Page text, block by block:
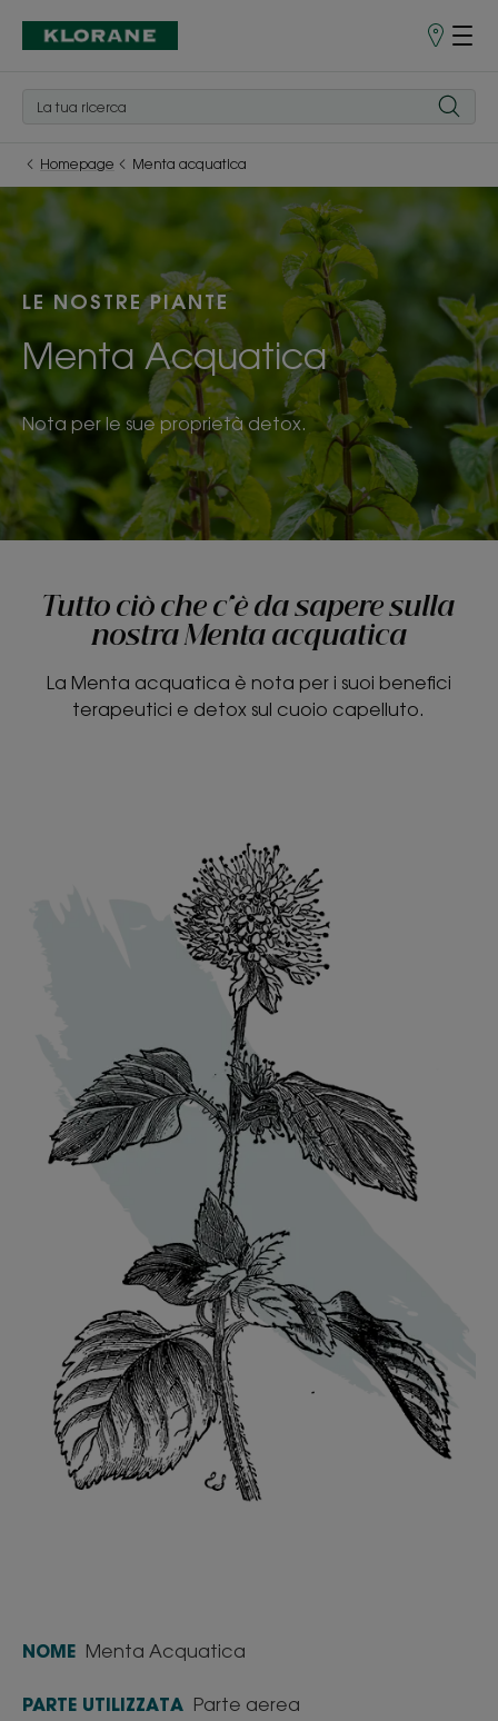
Punti
Homepage Menta acquatica
LE NOSTRE PIANTE
Menta Acquatica
Nota per le sue proprietà detox.
Tutto ciò che c'è da sapere sulla
nostra Menta acquatica
La Menta acquatica è nota per i suoi benefici
terapeutici e detox sul cuoio capelluto.
NOME Menta Acquatica
PARTE UTILIZZATA Parte aerea